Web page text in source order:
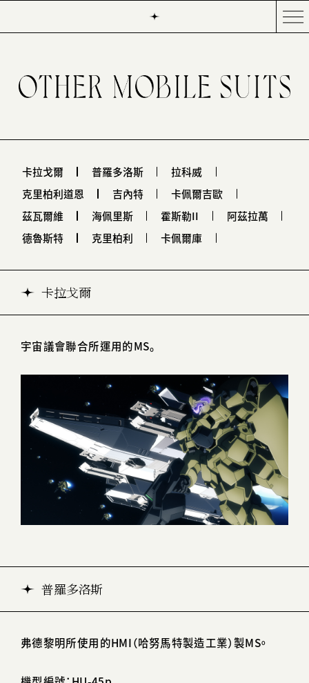
卡拉戈爾 普羅多洛斯
拉科威
克里柏利道恩
吉內特
卡佩爾吉歐
茲瓦爾維
海佩里斯 霍斯勒II
阿茲拉萬
德魯斯特
克里柏利 卡佩爾庫
卡拉戈爾
宇宙議會聯合所運用的MS。
普羅多洛斯
弗德黎明所使用的HMI（哈努馬特製造工業）製MS。